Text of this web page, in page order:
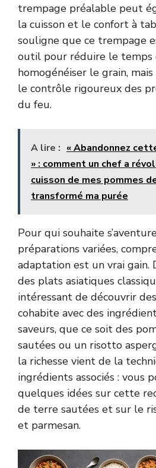
trempage préalable peut
la cuisson et le confort à
souligne que ce trempage
outil pour réduire le temps
homogénéiser le grain,
le contrôle rigoureux des
du feu.
A lire : « Abandonnez
» : comment un chef a
cuisson de mes pommes
transformé ma purée
Pour qui souhaite
préparations variées,
adaptation est un vrai gain.
des plats asiatiques
intéressant de découvrir
cohabite avec des
saveurs, que ce soit des
sautées ou un risotto
la richesse vient de la
ingrédients associés : vous
quelques idées sur cette
de terre sautées et sur le
et parmesan.